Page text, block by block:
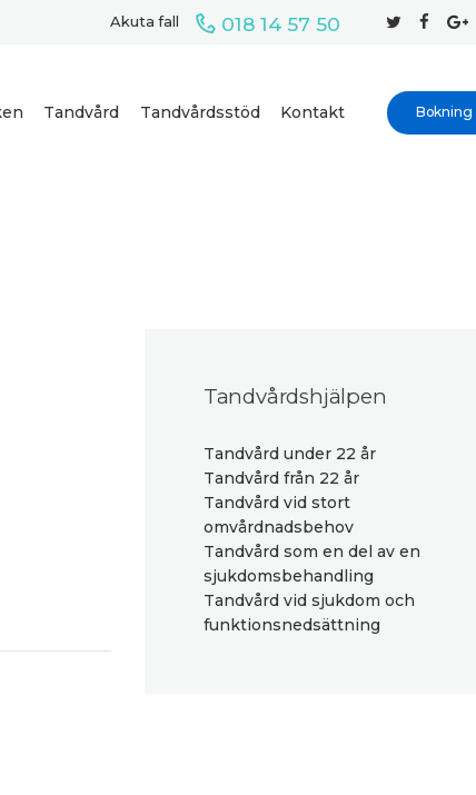
Akuta fall 018 14 57 50
Tandvård Tandvårdsstöd Kontakt Bokning
Tandvårdshjälpen
Tandvård under 22 år
Tandvård från 22 år
Tandvård vid stort
omvårdnadsbehov
Tandvård som en del av en
sjukdomsbehandling
Tandvård vid sjukdom och
funktionsnedsättning